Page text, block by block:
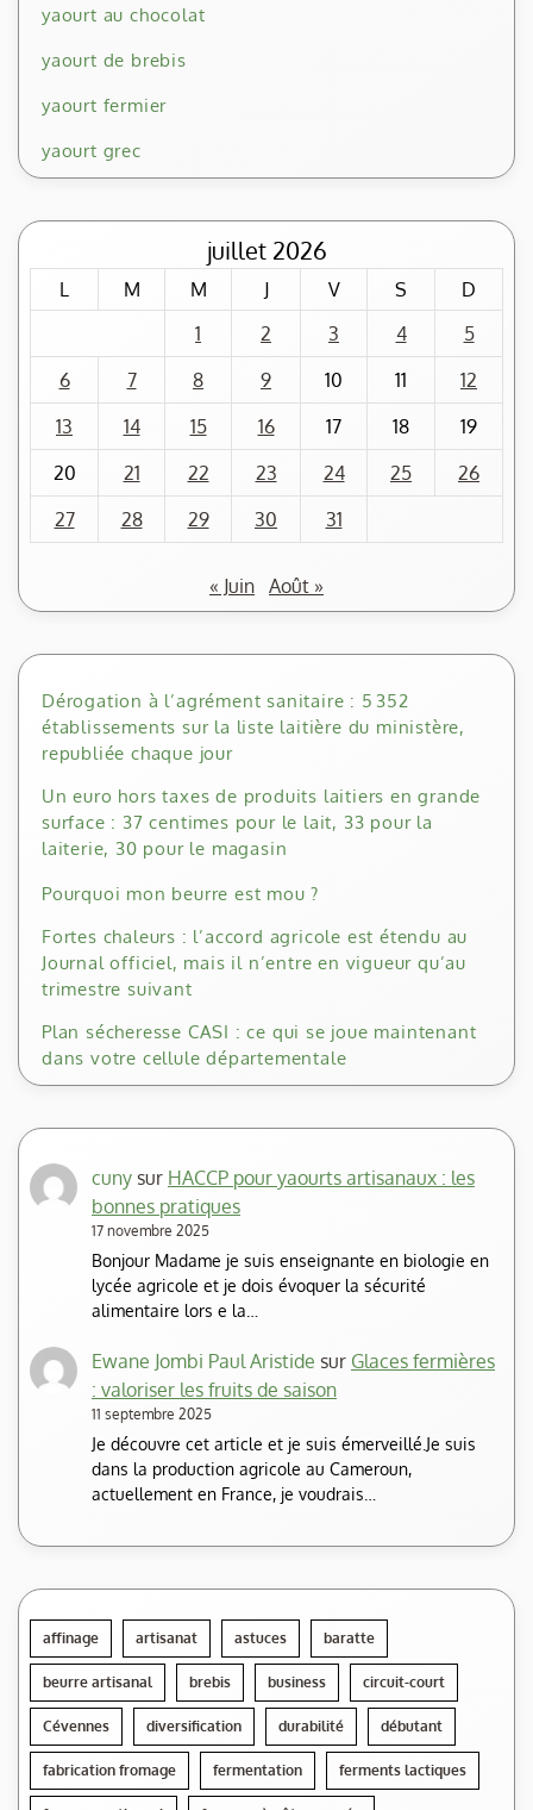
yaourt au chocolat
yaourt de brebis
yaourt fermier
yaourt grec
juillet 2026
L M M J V S
D
1
2 3 4
5
6
7 8 9 10 11
12
13
14 15 16 17 18
19
20
21 22 23 24 25
26
27
28 29 30 31
« Juin Août »
Dérogation à l’agrément sanitaire : 5 352
établissements sur la liste laitière du ministère,
republiée chaque jour
Un euro hors taxes de produits laitiers en grande
surface : 37 centimes pour le lait, 33 pour la
laiterie, 30 pour le magasin
Pourquoi mon beurre est mou ?
Fortes chaleurs : l’accord agricole est étendu au
Journal officiel, mais il n’entre en vigueur qu’au
trimestre suivant
Plan sécheresse CASI : ce qui se joue maintenant
dans votre cellule départementale
cuny sur HACCP pour yaourts artisanaux : les
bonnes pratiques
17 novembre 2025
Bonjour Madame je suis enseignante en biologie en
lycée agricole et je dois évoquer la sécurité
alimentaire lors e la…
Ewane Jombi Paul Aristide sur Glaces fermières
: valoriser les fruits de saison
11 septembre 2025
Je découvre cet article et je suis émerveillé.Je suis
dans la production agricole au Cameroun,
actuellement en France, je voudrais…
affinage artisanat astuces baratte
beurre artisanal brebis business circuit-court
Cévennes diversification durabilité débutant
fabrication fromage fermentation ferments lactiques